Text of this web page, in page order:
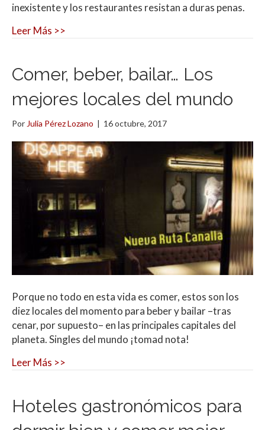
inexistente y los restaurantes resistan a duras penas.
Leer Más >>
Comer, beber, bailar… Los
mejores locales del mundo
Por Julia Pérez Lozano | 16 octubre, 2017
Porque no todo en esta vida es comer, estos son los
diez locales del momento para beber y bailar –tras
cenar, por supuesto– en las principales capitales del
planeta. Singles del mundo ¡tomad nota!
Leer Más >>
Hoteles gastronómicos para